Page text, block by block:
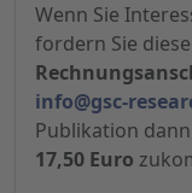
Wenn Sie
fordern Sie
info@gsc-
Publikation
17,50 Euro